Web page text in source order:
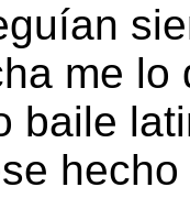
me
baile